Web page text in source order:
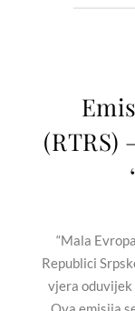
(RTRS)
“Mala
Republici
vjera